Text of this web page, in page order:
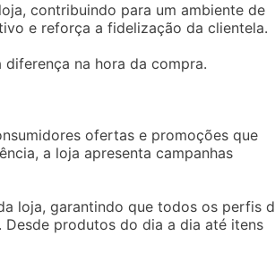
contribuindo para um ambiente de
e reforça a fidelização da clientela.
na hora da compra.
ofertas e promoções que
a loja apresenta campanhas
loja, garantindo que todos os perfis
produtos do dia a dia até itens